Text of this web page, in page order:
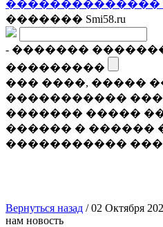
������� Smi58.ru
- �������
���������
��� ����, �����
�����������
������� �����
������ � ������
�����������
Вернуться назад /02 Октября
нам новость